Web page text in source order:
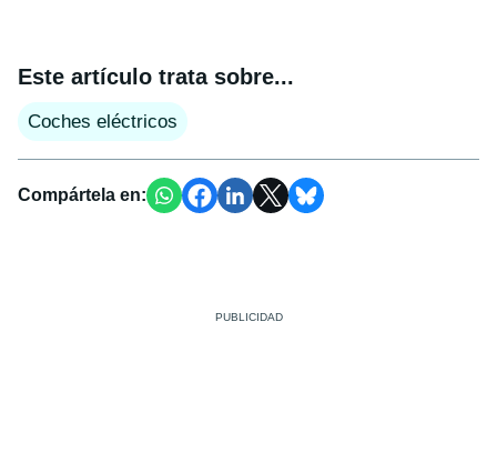
Este artículo trata sobre...
Coches eléctricos
Compártela en: